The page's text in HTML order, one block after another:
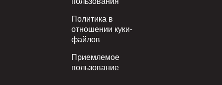
Политика в
отношении куки-
файлов
Приемлемое
пользование